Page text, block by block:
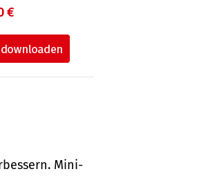
€
Mini-